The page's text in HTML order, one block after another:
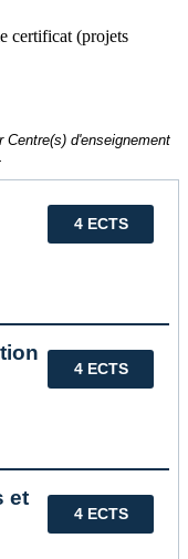
certificat (projets
d'enseignement
4 ECTS
4 ECTS
4 ECTS
et